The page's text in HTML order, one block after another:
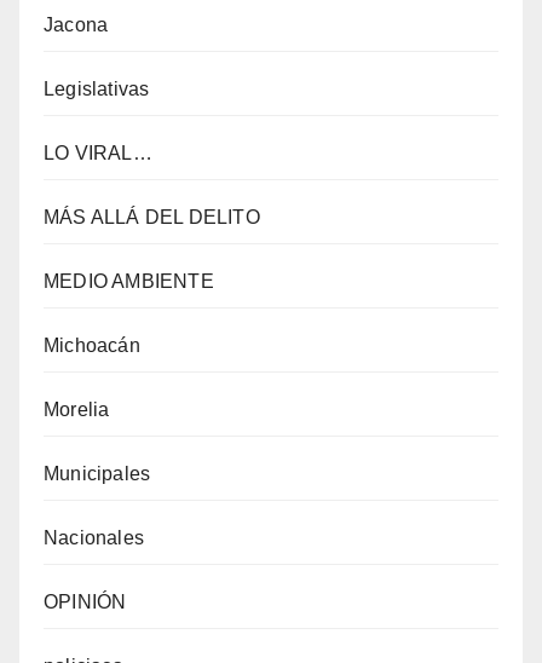
Jacona
Legislativas
LO VIRAL…
MÁS ALLÁ DEL DELITO
MEDIO AMBIENTE
Michoacán
Morelia
Municipales
Nacionales
OPINIÓN